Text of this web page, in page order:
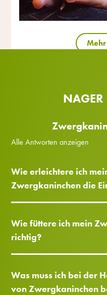
NAGER
Alle Antworten anzeigen
Wie erleichtere ich
Zwergkaninchen die
Wie füttere ich mein
richtig?
Was muss ich bei der
von Zwergkaninchen